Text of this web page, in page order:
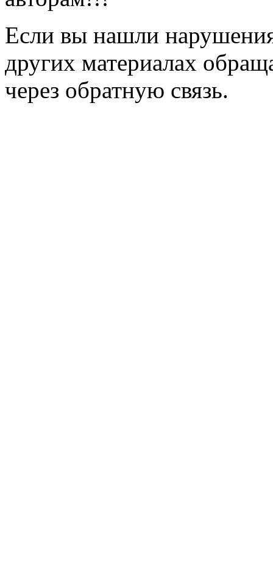
Если вы нашли
других материалах
через обратную связь.